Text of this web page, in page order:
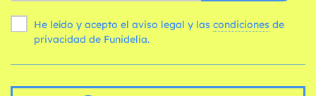
He leído y acepto el aviso legal y las condiciones
privacidad de Funidelia.